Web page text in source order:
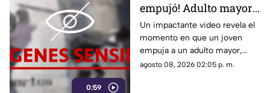
0:59
empujó! Adulto mayor
muere atropellado por
un tráiler
Un impactante video revela el
momento en que un joven
empuja a un adulto mayor,
provocando su muerte al ser
agosto 08, 2026 02:05 p. m.